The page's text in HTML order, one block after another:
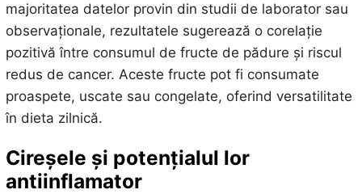
majoritatea datelor provin din studii de laborator sau
observaționale, rezultatele sugerează o corelație
pozitivă între consumul de fructe de pădure și riscul
redus de cancer. Aceste fructe pot fi consumate
proaspete, uscate sau congelate, oferind versatilitate
în dieta zilnică.
Cireșele și potențialul lor
antiinflamator